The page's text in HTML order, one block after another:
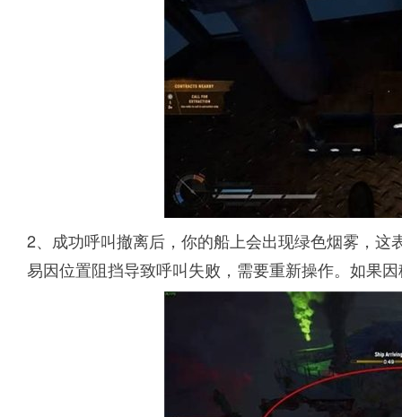
2、成功呼叫撤离后，你的船上会出现绿色烟雾，
易因位置阻挡导致呼叫失败，需要重新操作。如果